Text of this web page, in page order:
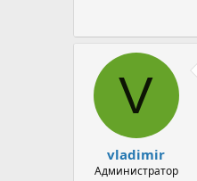
V
vladimir
Администратор